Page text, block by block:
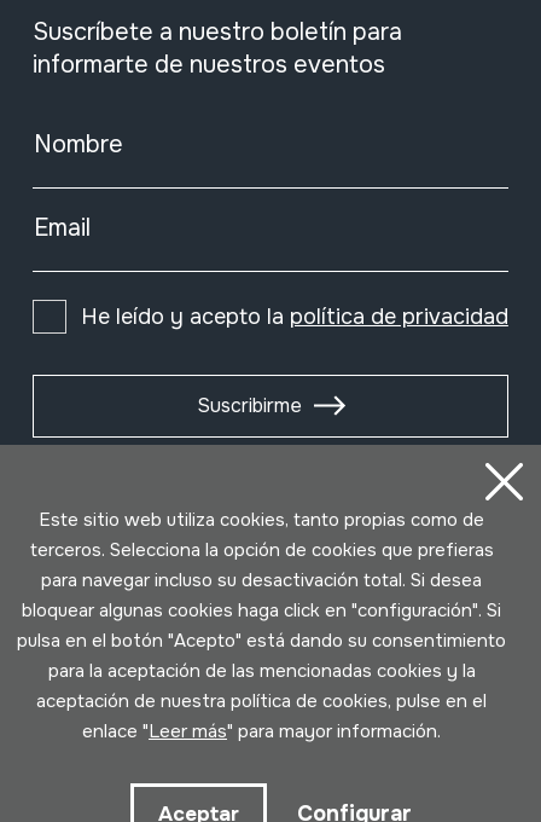
Suscríbete a nuestro boletín para
informarte de nuestros eventos
Nombre
Email
He leído y acepto la política de privacidad
Suscribirme
Política de cookies
Desarrollado por Lotura
Este sitio web utiliza cookies, tanto propias como de
terceros. Selecciona la opción de cookies que prefieras
para navegar incluso su desactivación total. Si desea
bloquear algunas cookies haga click en "configuración". Si
pulsa en el botón "Acepto" está dando su consentimiento
para la aceptación de las mencionadas cookies y la
aceptación de nuestra política de cookies, pulse en el
enlace "Leer más" para mayor información.
Aceptar Configurar